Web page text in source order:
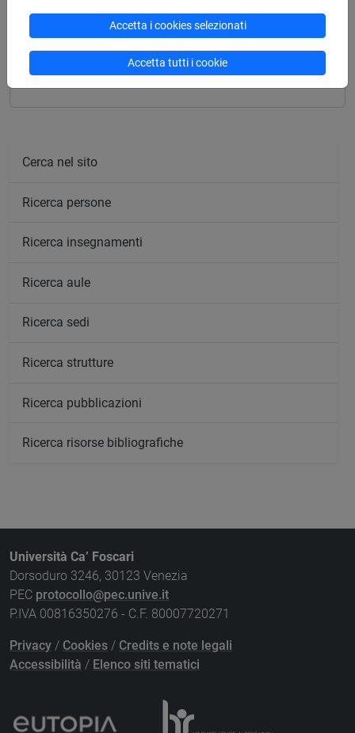
Insegnamenti mutuati
ANTICA [FT0412]
Cerca nel sito
Ricerca persone
Ricerca insegnamenti
Ricerca aule
Ricerca sedi
Ricerca strutture
Ricerca pubblicazioni
Ricerca risorse bibliografiche
Università Ca’ Foscari
Dorsoduro 3246, 30123 Venezia
PEC protocollo@pec.unive.it
P.IVA 00816350276 - C.F. 80007720271
Privacy / Cookies / Credits e note legali
Accessibilità / Elenco siti tematici
Accetta i cookies selezionati
Accetta tutti i cookie